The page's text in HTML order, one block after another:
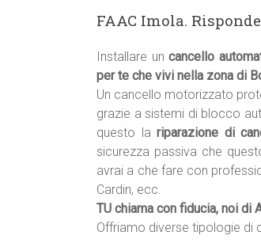
FAAC Imola.
Installare uncancello
per te che vivi nella zona di
Un cancello motorizzato
grazie a sistemi di blocco
questo la riparazione di
sicurezza passiva che
avrai a che fare con
Cardin, ecc.
TU chiama con fiducia, noi di
Offriamo diverse tipologie di